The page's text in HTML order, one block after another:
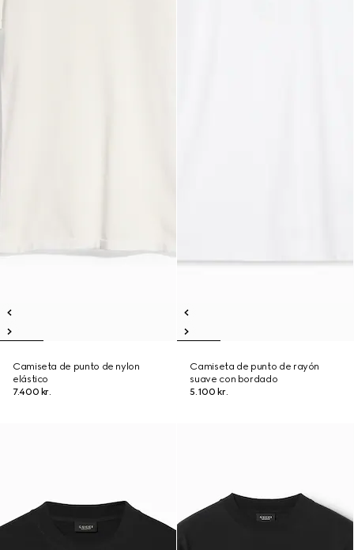
Camiseta de punto de nylon
elástico
7.400 kr.
Camiseta de punto de rayón
suave con bordado
5.100 kr.